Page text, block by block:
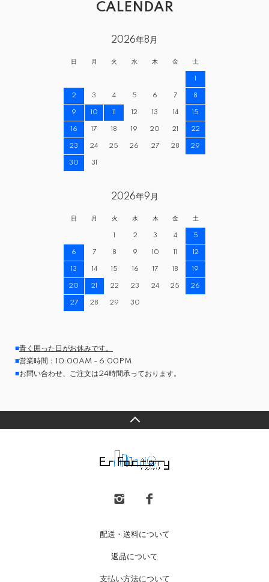
CALENDAR
2026年8月
日 月 火 水 木 金 土
1
2 3 4 5 6 7 8
9 10 11 12 13 14 15
16 17 18 19 20 21 22
23 24 25 26 27 28 29
30 31
2026年9月
日 月 火 水 木 金 土
1 2 3 4 5
6 7 8 9 10 11 12
13 14 15 16 17 18 19
20 21 22 23 24 25 26
27 28 29 30
■青く囲った日がお休みです。
■営業時間：10:00AM - 6:00PM
■お問い合わせ、ご注文は24時間承っております。
配送・送料について
返品について
支払い方法について